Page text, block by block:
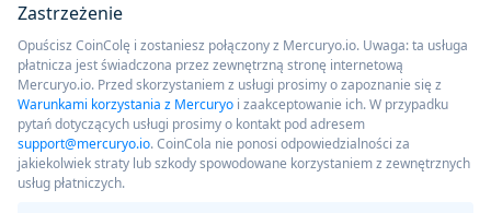
Zastrzeżenie
Opuścisz CoinColę i zostaniesz połączony z Mercuryo.io. Uwaga: ta usługa
płatnicza jest świadczona przez zewnętrzną stronę internetową
Mercuryo.io. Przed skorzystaniem z usługi prosimy o zapoznanie się z
Warunkami korzystania z Mercuryo i zaakceptowanie ich. W przypadku
pytań dotyczących usługi prosimy o kontakt pod adresem
support@mercuryo.io. CoinCola nie ponosi odpowiedzialności za
jakiekolwiek straty lub szkody spowodowane korzystaniem z zewnętrznych
usług płatniczych.